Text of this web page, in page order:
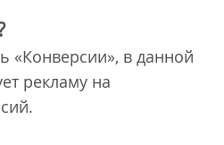
«Конверсии», в данной
рекламу на